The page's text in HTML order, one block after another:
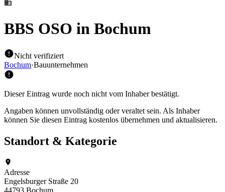
BBS OSO in Bochum
Nicht verifiziert
Bochum·Bauunternehmen
Dieser Eintrag wurde noch nicht vom Inhaber bestätigt.
Angaben können unvollständig oder veraltet sein. Als Inhaber
können Sie diesen Eintrag kostenlos übernehmen und aktualisieren.
Standort & Kategorie
Adresse
Engelsburger Straße 20
44793 Bochum